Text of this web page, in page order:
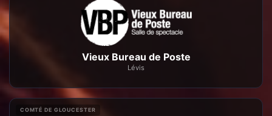
Vieux Bureau de Poste
Lévis
COMTÉ DE GLOUCESTER